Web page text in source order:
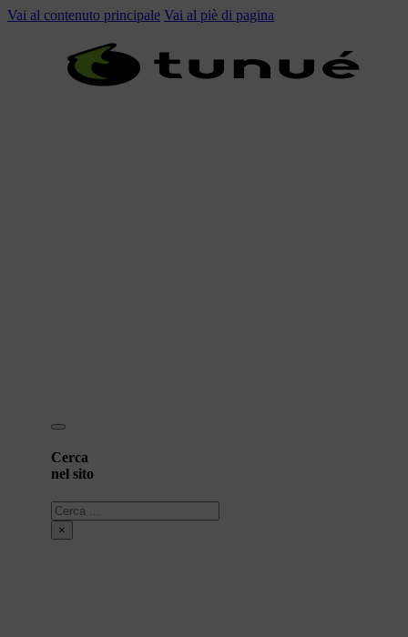
Vai al contenuto principale Vai al piè di pagina
Cerca
nel sito
Cerca
×